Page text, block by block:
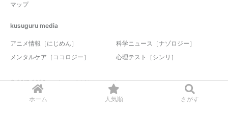
ホーム 人気順 さがす
マップ
kusuguru media
アニメ情報［にじめん］
科学ニュース［ナゾロジー］
メンタルケア［ココロジー］
心理テスト［シンリ］
© 2017-2026 nazology. all rights reserved.